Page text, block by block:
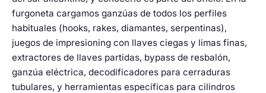
furgoneta cargamos ganzúas de todos los perfiles
habituales (hooks, rakes, diamantes, serpentinas),
juegos de impresioning con llaves ciegas y limas finas,
extractores de llaves partidas, bypass de resbalón,
ganzúa eléctrica, decodificadores para cerraduras
tubulares, y herramientas específicas para cilindros